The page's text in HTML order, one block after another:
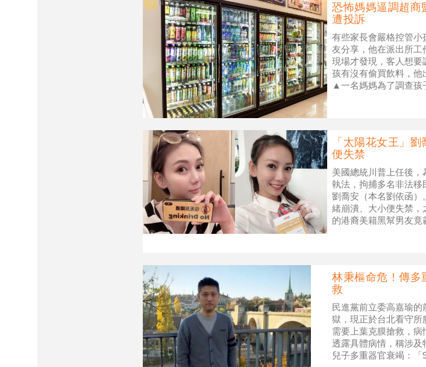
恐怖媽媽逼調超
遭投訴
有些家長會嚴格控管小
友分享，他在派出所工
現場才發現，客人想
孩有沒有偷買飲料，他
▲一名媽媽為了調查孩
「太陽花女王」
便失禁
美國總統川普上任後
執法，拘捕多名非法移
劉喬安（本名劉依函）
緒崩潰、大小便失禁，
的港裔美籍黑幫男友
林秉樞命危！傳
救
民進黨前立委高嘉瑜的
獄，現正於台北看守所
需要上葉克膜搶救，
透露具體病情，稱涉及
兒子多重器官衰竭：